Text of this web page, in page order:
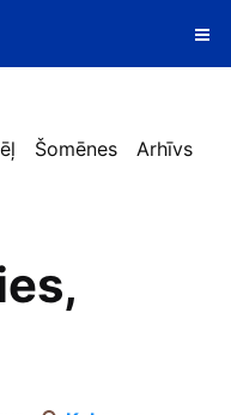
Šomēnes Arhīvs